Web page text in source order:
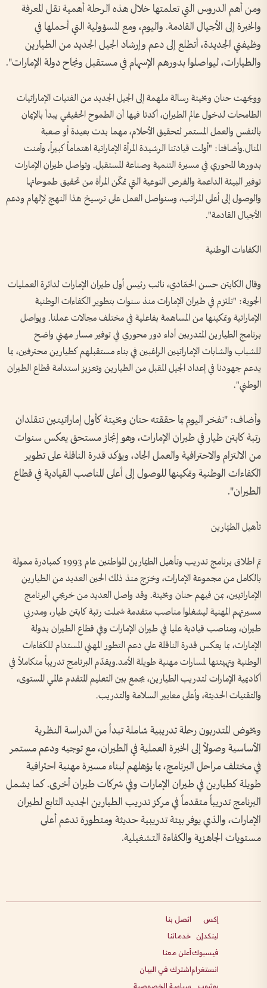
ومن أهم الدروس التي تعلمتها خلال هذه الرحلة أهمية نقل المعرفة
والخبرة إلى الأجيال القادمة. واليوم، ومع المسؤولية التي أحملها في
وظيفتي الجديدة، أتطلع إلى دعم وإرشاد الجيل الجديد من الطيارين
والطيارات، ليواصلوا بدورهم الإسهام في مستقبل ونجاح دولة الإمارات".
ووجّهت حنان وبخيتة رسالة ملهمة إلى الجيل الجديد من الفتيات الإماراتيات
الطامحات لدخول عالم الطيران، أكدتا فيها أن الطموح الحقيقي يبدأ بالإيمان
بالنفس والعمل المستمر لتحقيق الأحلام، مهما بدت بعيدة أو صعبة
المنال.وأضافتا: "أولت قيادتنا الرشيدة المرأة الإماراتية اهتماماً كبيراً، وآمنت
بدورها المحوري في مسيرة التنمية وصناعة المستقبل. وتواصل طيران الإمارات
توفير البيئة الداعمة والفرص النوعية التي تمكّن المرأة من تحقيق طموحاتها
والوصول إلى أعلى المراتب، وسنواصل العمل على ترسيخ هذا النهج لإلهام ودعم
الأجيال القادمة".
الكفاءات الوطنية
وقال الكابتن حسن الحمّادي، نائب رئيس أول طيران الإمارات لدائرة العمليات
الجوية: "نلتزم في طيران الإمارات منذ سنوات بتطوير الكفاءات الوطنية
الإماراتية وتمكينها من المساهمة بفاعلية في مختلف مجالات عملنا. ويواصل
برنامج الطيارين المتدربين أداء دور محوري في توفير مسار مهني واضح
للشباب والشابات الإماراتيين الراغبين في بناء مستقبلهم كطيارين محترفين، بما
يدعم جهودنا في إعداد الجيل المقبل من الطيارين وتعزيز استدامة قطاع الطيران
الوطني".
وأضاف: "نفخر اليوم بما حققته حنان وبخيتة كأول إماراتيتين تتقلدان
رتبة كابتن طيار في طيران الإمارات، وهو إنجاز مستحق يعكس سنوات
من الالتزام والاحترافية والعمل الجاد، ويؤكد قدرة الناقلة على تطوير
الكفاءات الوطنية وتمكينها للوصول إلى أعلى المناصب القيادية في قطاع
الطيران".
تأهيل الطيّارين
تم اطلاق برنامج تدريب وتأهيل الطيّارين المواطنين عام 1993 كمبادرة ممولة
بالكامل من مجموعة الإمارات، وخرّج منذ ذلك الحين العديد من الطيارين
الإماراتيين، بمن فيهم حنان وبخيتة. وقد واصل العديد من خريجي البرنامج
مسيرتهم المهنية ليشغلوا مناصب متقدمة شملت رتبة كابتن طيار، ومدربي
طيران، ومناصب قيادية عليا في طيران الإمارات وفي قطاع الطيران بدولة
الإمارات، بما يعكس قدرة الناقلة على دعم التطور المهني المستدام للكفاءات
الوطنية وتهيئتها لمسارات مهنية طويلة الأمد.ويقدّم البرنامج تدريباً متكاملاً في
أكاديمية الإمارات لتدريب الطيارين، يجمع بين التعليم المتقدم عالمي المستوى،
والتقنيات الحديثة، وأعلى معايير السلامة والتدريب.
ويخوض المتدربون رحلة تدريبية شاملة تبدأ من الدراسة النظرية
الأساسية وصولاً إلى الخبرة العملية في الطيران، مع توجيه ودعم مستمر
في مختلف مراحل البرنامج، بما يؤهلهم لبناء مسيرة مهنية احترافية
طويلة كطيارين في طيران الإمارات وفي شركات طيران أخرى. كما يشمل
البرنامج تدريباً متقدماً في مركز تدريب الطيارين الجديد التابع لطيران
الإمارات، والذي يوفر بيئة تدريبية حديثة ومتطورة تدعم أعلى
مستويات الجاهزية والكفاءة التشغيلية.
إكس
لينكدإن
فيسبوك
انستغرام
يوتيوب
اتصل بنا
خدماتنا
أعلن معنا
اشترك في البيان
سياسة الخصوصية